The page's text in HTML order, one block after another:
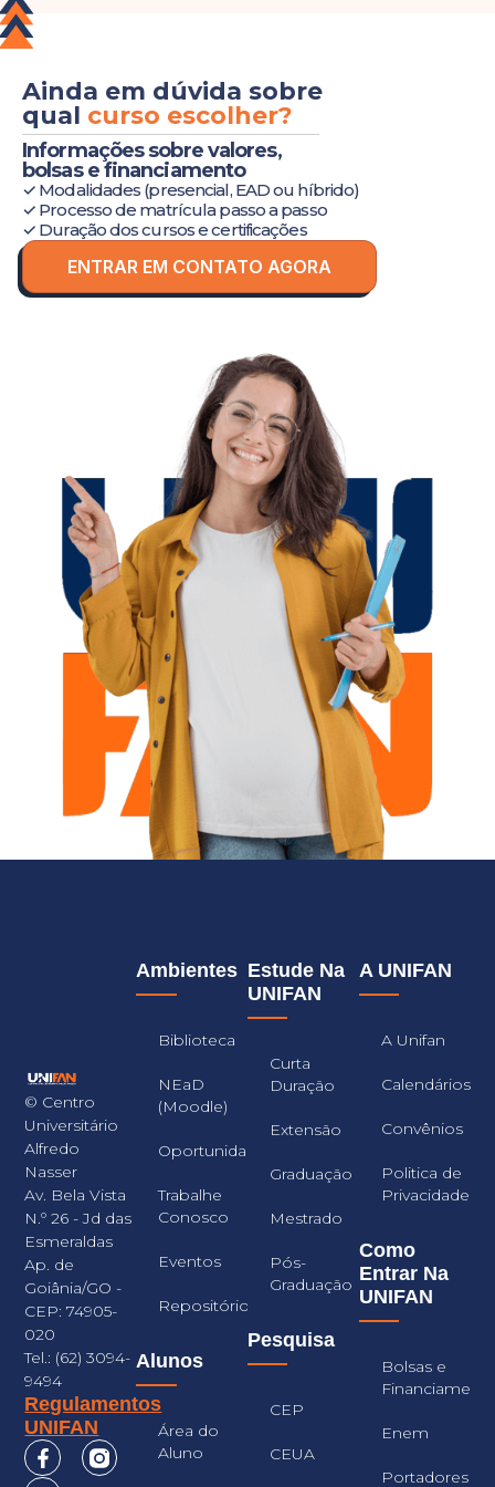
Ainda em dúvida sobre
qual curso escolher?
Informações sobre valores,
bolsas e financiamento
✓ Modalidades (presencial, EAD ou híbrido)
✓ Processo de matrícula passo a passo
✓ Duração dos cursos e certificações
ENTRAR EM CONTATO AGORA
© Centro
Universitário
Alfredo
Nasser
Av. Bela Vista
N.º 26 - Jd das
Esmeraldas
Ap. de
Goiânia/GO -
CEP: 74905-
020
Tel.: (62) 3094-
9494
Regulamentos
UNIFAN
A UNIFAN
A Unifan
Calendários
Convênios
Politica de
Privacidade
Como
Entrar Na
UNIFAN
Bolsas e
Enem
Portadores
Estude Na
UNIFAN
Curta
Duração
Extensão
Graduação
Mestrado
Pós-
Graduação
Pesquisa
CEP
CEUA
Ambientes
Biblioteca
NEaD
(Moodle)
Oportunidades
Trabalhe
Conosco
Eventos
Repositório
Alunos
Área do
Aluno